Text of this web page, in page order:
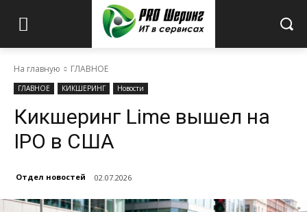
На главную ГЛАВНОЕ
ГЛАВНОЕ КИКШЕРИНГ Новости
Кикшеринг Lime вышел на
IPO в США
Отдел новостей 02.07.2026